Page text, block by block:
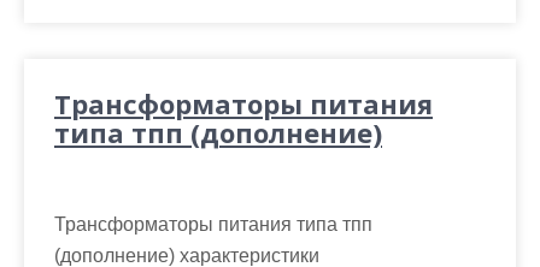
Трансформаторы питания
типа тпп (дополнение)
Трансформаторы питания типа тпп
(дополнение) характеристики